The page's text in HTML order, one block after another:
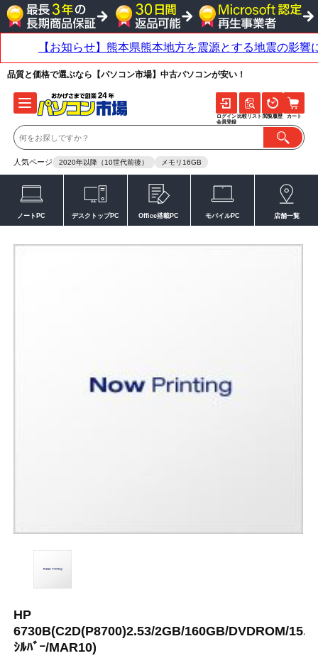
品質と価格で選ぶなら【パソコン市場】中古パソコンが安い！
人気ページ 2020年以降（10世代前後） メモリ16GB
ログイン
会員登録
比較リスト 閲覧履歴 カート
ノートPC デスクトップPC Office搭載PC モバイルPC 店舗一覧
HP
6730B(C2D(P8700)2.53/2GB/160GB/DVDROM/15.6/
ｼﾙﾊﾞｰ/MAR10)